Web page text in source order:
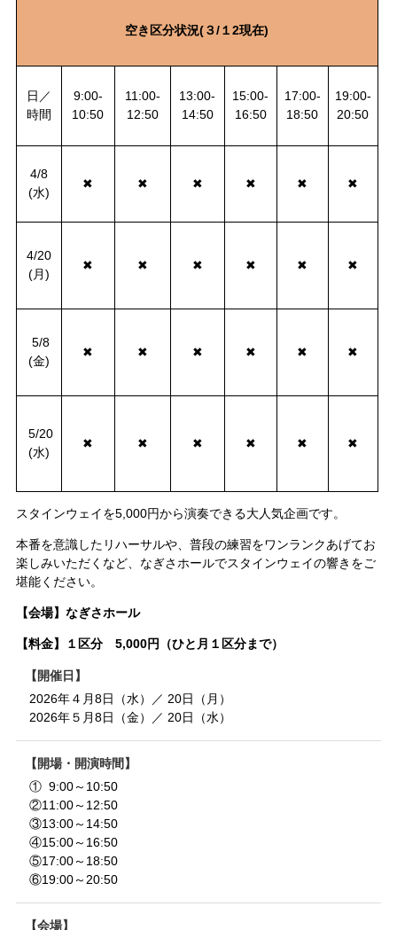
空き区分状況(３/１2現在)
日／
時間
9:00-
10:50
11:00-
12:50
13:00-
14:50
15:00-
16:50
17:00-
18:50
19:00-
20:50
4/8
(水)
✖ ✖ ✖ ✖ ✖ ✖
4/20
(月)
✖ ✖ ✖ ✖ ✖ ✖
5/8
(金)
✖ ✖ ✖ ✖ ✖ ✖
5/20
(水)
✖ ✖ ✖ ✖ ✖ ✖
スタインウェイを5,000円から演奏できる大人気企画です。
本番を意識したリハーサルや、普段の練習をワンランクあげてお
楽しみいただくなど、なぎさホールでスタインウェイの響きをご
堪能ください。
【会場】なぎさホール
【料金】１区分 5,000円（ひと月１区分まで）
開催日
2026年４月8日（水）／ 20日（月）
2026年５月8日（金）／ 20日（水）
開場・開演時間
① 9:00～10:50
②11:00～12:50
③13:00～14:50
④15:00～16:50
⑤17:00～18:50
⑥19:00～20:50
会場